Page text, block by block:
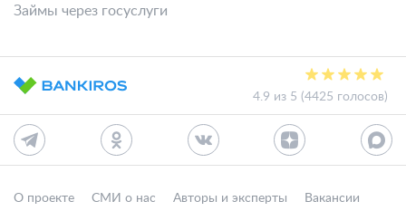
Займы через госуслуги
4.9 из 5 (4425 голосов)
О проекте СМИ о нас Авторы и эксперты
Вакансии